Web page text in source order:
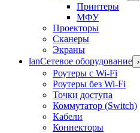
Принтеры
МФУ
Проекторы
Сканеры
Экраны
lanСетевое оборудование ›
Роутеры с Wi-Fi
Роутеры без Wi-Fi
Точки доступа
Коммутатор (Switch)
Кабели
Коннекторы